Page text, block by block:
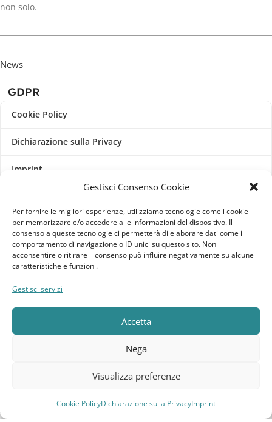
Gestisci Consenso Cookie
Per fornire le migliori esperienze, utilizziamo tecnologie come i cookie
per memorizzare e/o accedere alle informazioni del dispositivo. Il
consenso a queste tecnologie ci permetterà di elaborare dati come il
comportamento di navigazione o ID unici su questo sito. Non
acconsentire o ritirare il consenso può influire negativamente su alcune
caratteristiche e funzioni.
Gestisci servizi
Accetta
Nega
Visualizza preferenze
Cookie PolicyDichiarazione sulla PrivacyImprint
non solo.
News
GDPR
Cookie Policy
Dichiarazione sulla Privacy
Imprint
Disconoscimento
Pagine Dedicate
CLIENTE
Bacheca cliente
Lista dei desideri
CarrelloMenu